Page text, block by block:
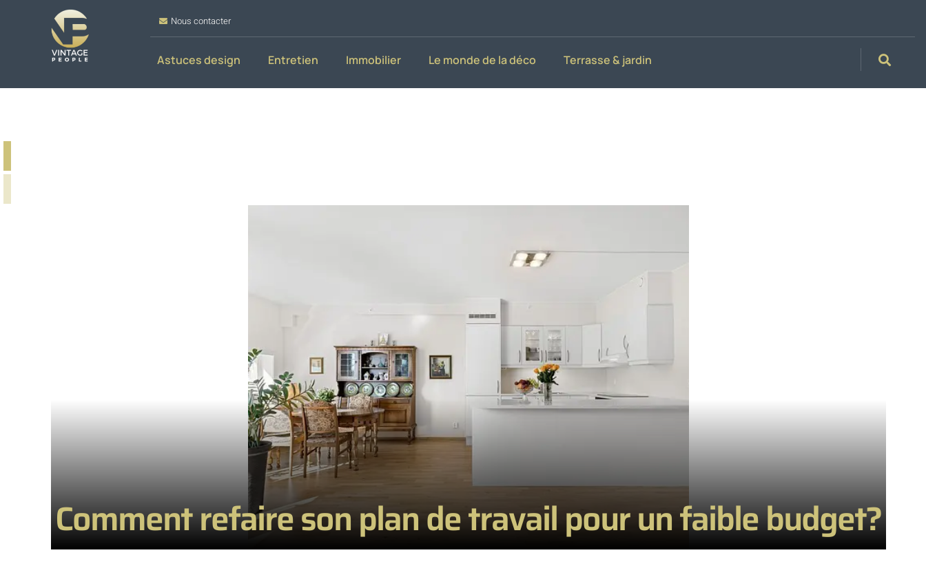
Nous contacter
Astuces design Entretien Immobilier Le monde de la déco Terrasse & jardin
Comment refaire son plan de travail pour un faible budget?